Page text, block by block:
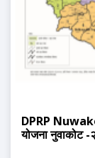
DPRP
योजना नुवाकोट